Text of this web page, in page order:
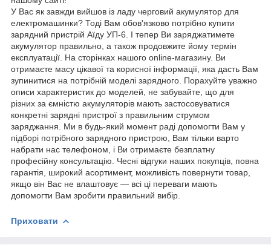
У Вас як завжди вийшов із ладу черговий акумулятор для
електромашинки? Тоді Вам обов'язково потрібно купити
зарядний пристрій Аїду УП-6. І тепер Ви заряджатимете
акумулятор правильно, а також продовжите йому термін
експлуатації. На сторінках нашого online-магазину. Ви
отримаєте масу цікавої та корисної інформації, яка дасть Вам
зупинитися на потрібній моделі зарядного. Порахуйте уважно
описи характеристик до моделей, не забувайте, що для
різних за ємністю акумуляторів мають застосовуватися
конкретні зарядні пристрої з правильним струмом
заряджання. Ми в будь-який момент раді допомогти Вам у
підборі потрібного зарядного пристрою, Вам тільки варто
набрати нас телефоном, і Ви отримаєте безплатну
професійну консультацію. Чесні відгуки наших покупців, повна
гарантія, широкий асортимент, можливість повернути товар,
якщо він Вас не влаштовує — всі ці переваги мають
допомогти Вам зробити правильний вибір.
Приховати